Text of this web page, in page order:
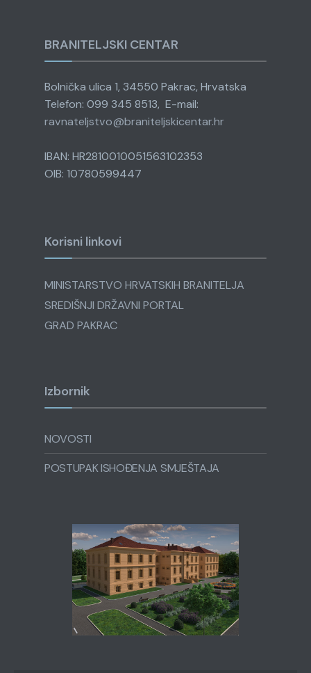
BRANITELJSKI CENTAR
Bolnička ulica 1, 34550 Pakrac, Hrvatska
Telefon: 099 345 8513, E-mail:
ravnateljstvo@braniteljskicentar.hr
IBAN: HR2810010051563102353
OIB: 10780599447
Korisni linkovi
MINISTARSTVO HRVATSKIH BRANITELJA
SREDIŠNJI DRŽAVNI PORTAL
GRAD PAKRAC
Izbornik
NOVOSTI
POSTUPAK ISHOĐENJA SMJEŠTAJA